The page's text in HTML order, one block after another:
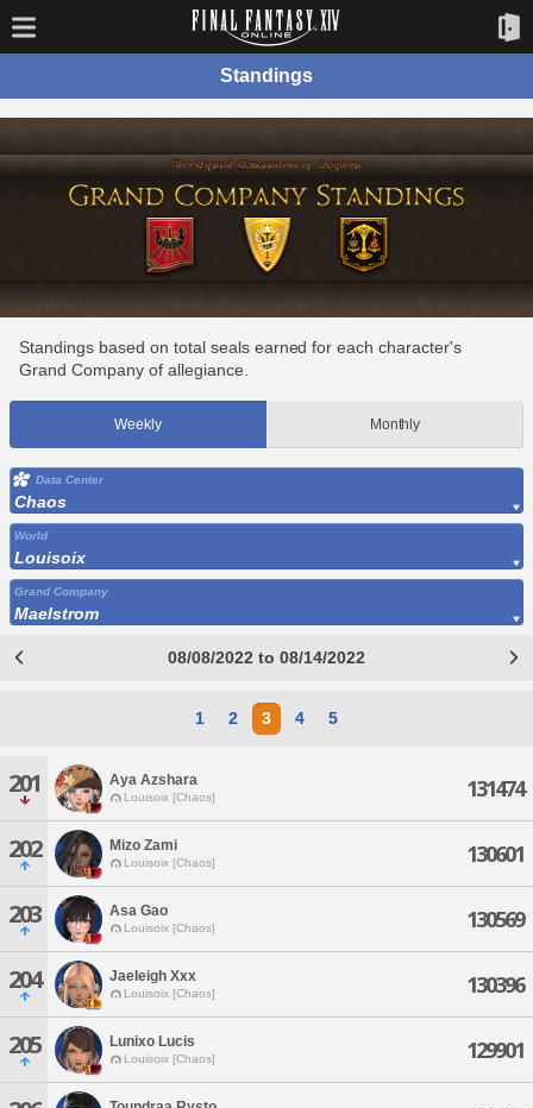
Standings
Standings based on total seals earned for each character's
Grand Company of allegiance.
Weekly Monthly
Data Center
Chaos
World
Louisoix
Grand Company
Maelstrom
08/08/2022 to 08/14/2022
1 2 3 4 5
201 Aya Azshara
Louisoix [Chaos] 131474
202 Mizo Zami
Louisoix [Chaos] 130601
203 Asa Gao
Louisoix [Chaos] 130569
204 Jaeleigh Xxx
Louisoix [Chaos] 130396
205 Lunixo Lucis
Louisoix [Chaos] 129901